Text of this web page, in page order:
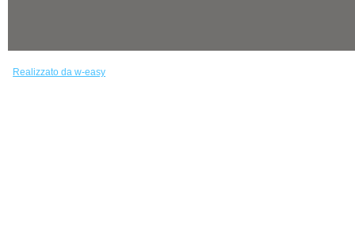
Realizzato da w-easy